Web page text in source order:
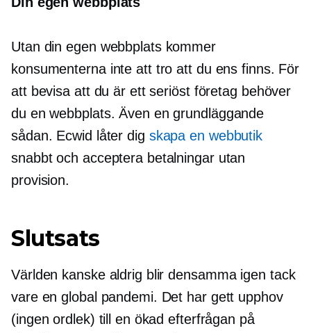
Utan din egen webbplats kommer
konsumenterna inte att tro att du ens finns. För
att bevisa att du är ett seriöst företag behöver
du en webbplats. Även en grundläggande
sådan. Ecwid låter dig skapa en webbutik
snabbt och acceptera betalningar utan
provision.
Slutsats
Världen kanske aldrig blir densamma igen tack
vare en global pandemi. Det har gett upphov
(ingen ordlek) till en ökad efterfrågan på